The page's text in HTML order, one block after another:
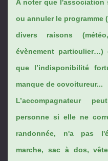
A noter que l'association
ou annuler le programme
divers raisons
évènement
que l’indisponibilité
manque de covoitureur...
L’accompagnateur
personne si elle ne
randonnée, n'a pas
marche, sac à dos,